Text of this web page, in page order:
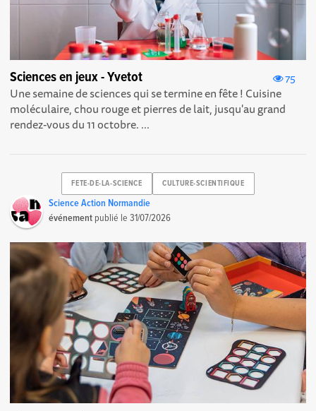
75
Sciences en jeux - Yvetot
Une semaine de sciences qui se termine en fête ! Cuisine
moléculaire, chou rouge et pierres de lait, jusqu'au grand
rendez-vous du 11 octobre. ...
FETE-DE-LA-SCIENCE CULTURE-SCIENTIFIQUE
Science Action Normandie
événement publié le31/07/2026